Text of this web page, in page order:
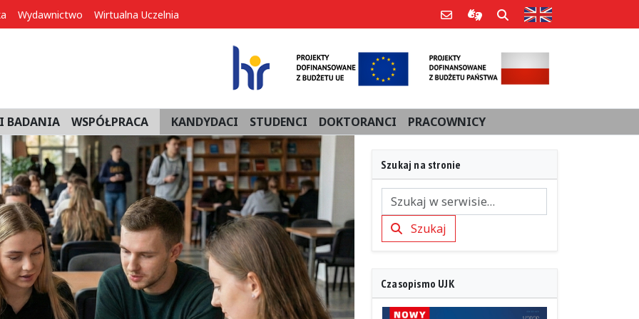
Wydawnictwo Wirtualna Uczelnia Poczta e-mailInformacje dla użytkowników
Szukaj Strona w języku
BADANIA WSPÓŁPRACA KANDYDACI STUDENCI DOKTORANCI PRACOWNICY
Szukaj na stronie
SzukajSzukaj
Czasopismo UJK